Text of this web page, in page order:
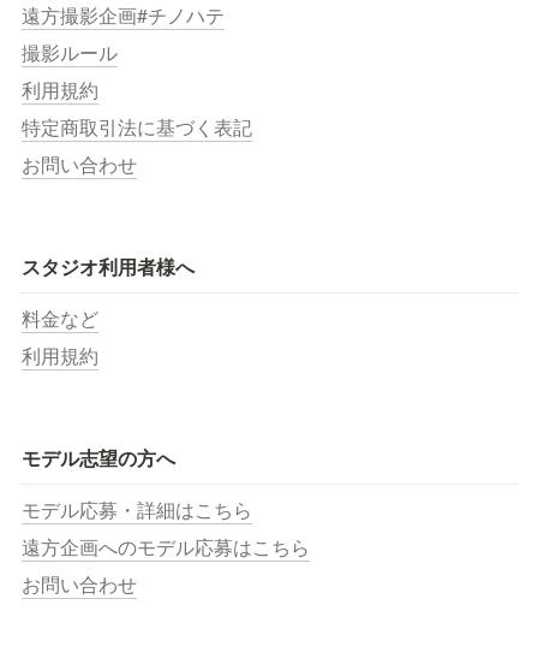
遠方撮影企画#チノハテ
撮影ルール
利用規約
特定商取引法に基づく表記
お問い合わせ
スタジオ利用者様へ
料金など
利用規約
モデル志望の方へ
モデル応募・詳細はこちら
遠方企画へのモデル応募はこちら
お問い合わせ